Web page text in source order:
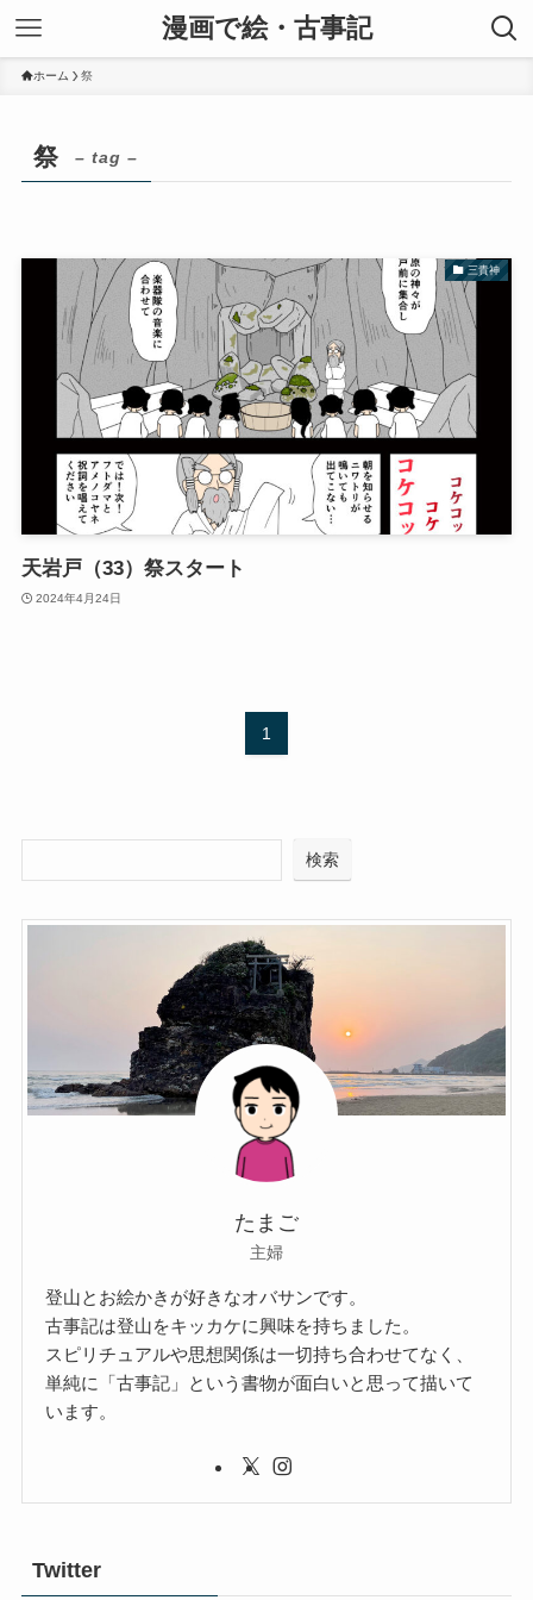
漫画で絵・古事記
ホーム 祭
祭 – tag –
三貴神
天岩戸（33）祭スタート
2024年4月24日
1
検索
たまご
主婦
登山とお絵かきが好きなオバサンです。
古事記は登山をキッカケに興味を持ちました。
スピリチュアルや思想関係は一切持ち合わせてなく、
単純に「古事記」という書物が面白いと思って描いて
います。
Twitter